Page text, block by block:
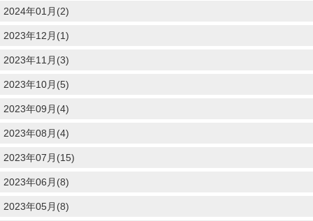
2024年01月(2)
2023年12月(1)
2023年11月(3)
2023年10月(5)
2023年09月(4)
2023年08月(4)
2023年07月(15)
2023年06月(8)
2023年05月(8)